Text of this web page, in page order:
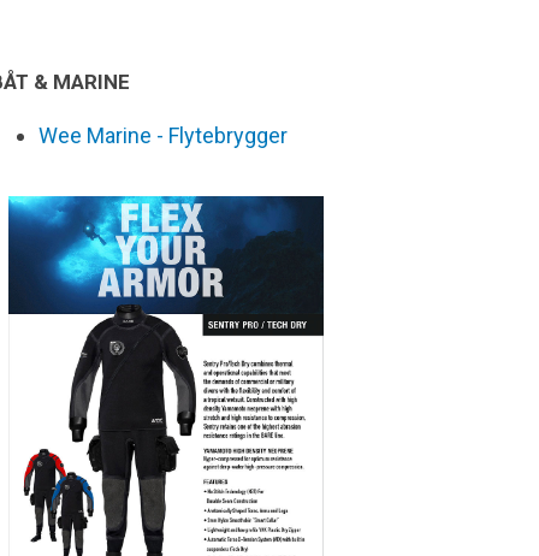
& MARINE
Wee Marine - Flytebrygger